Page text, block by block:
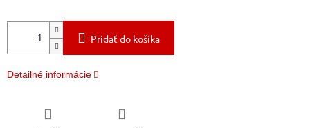
Pridať do košíka
Detailné informácie